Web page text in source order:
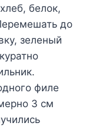
белок,
до
зеленый
филе
3 см